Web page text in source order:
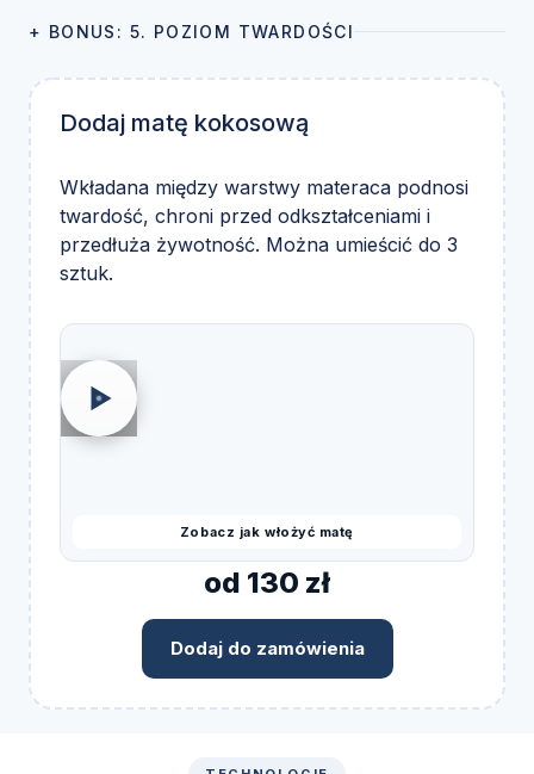
+ BONUS: 5. POZIOM TWARDOŚCI
Zobacz jak włożyć matę
Dodaj matę kokosową
Wkładana między warstwy materaca podnosi
twardość, chroni przed odkształceniami i
przedłuża żywotność. Można umieścić do 3
sztuk.
od 130 zł
Dodaj do zamówienia